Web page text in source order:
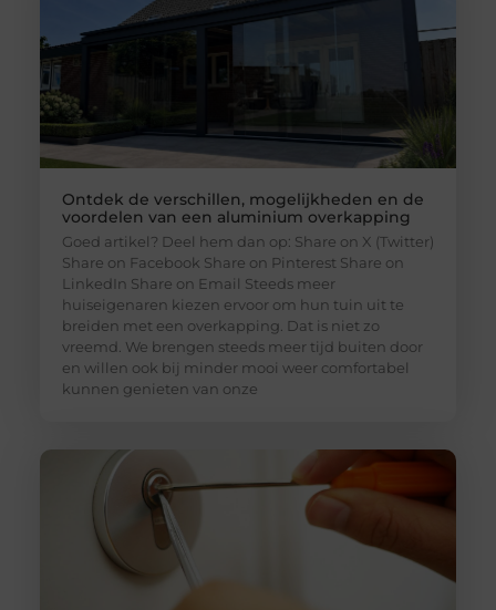
Ontdek de verschillen, mogelijkheden en de
voordelen van een aluminium overkapping
Goed artikel? Deel hem dan op: Share on X (Twitter)
Share on Facebook Share on Pinterest Share on
LinkedIn Share on Email Steeds meer
huiseigenaren kiezen ervoor om hun tuin uit te
breiden met een overkapping. Dat is niet zo
vreemd. We brengen steeds meer tijd buiten door
en willen ook bij minder mooi weer comfortabel
kunnen genieten van onze